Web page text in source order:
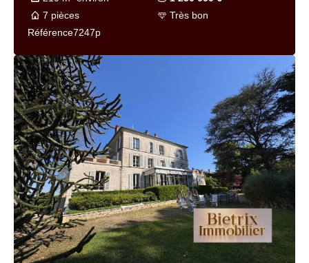
7 pièces
Très bon
Référence7247p